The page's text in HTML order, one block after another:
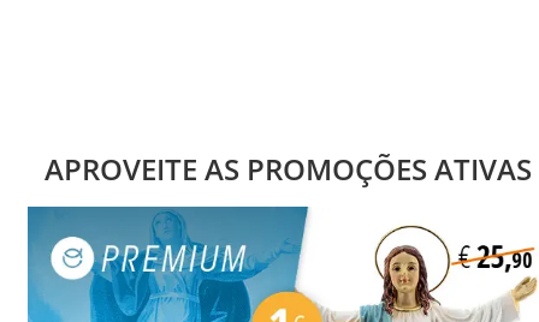
APROVEITE AS PROMOÇÕES ATIVAS